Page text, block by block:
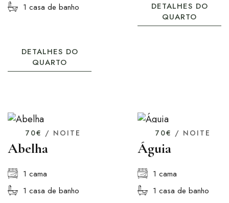
1 casa de banho
DETALHES DO
QUARTO
DETALHES DO
QUARTO
70€ / NOITE
Abelha
1 cama
1 casa de banho
70€ / NOITE
Águia
1 cama
1 casa de banho